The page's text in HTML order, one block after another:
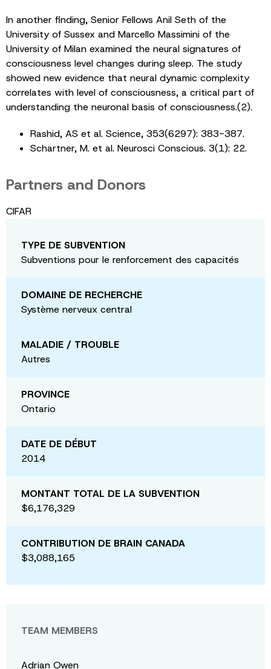
In another finding, Senior Fellows Anil Seth of the
University of Sussex and Marcello Massimini of the
University of Milan examined the neural signatures of
consciousness level changes during sleep. The study
showed new evidence that neural dynamic complexity
correlates with level of consciousness, a critical part of
understanding the neuronal basis of consciousness.(2).
Rashid, AS et al. Science, 353(6297): 383-387.
Schartner, M. et al. Neurosci Conscious. 3(1): 22.
Partners and Donors
CIFAR
TYPE DE SUBVENTION
Subventions pour le renforcement des capacités
DOMAINE DE RECHERCHE
Système nerveux central
MALADIE / TROUBLE
Autres
PROVINCE
Ontario
DATE DE DÉBUT
2014
MONTANT TOTAL DE LA SUBVENTION
$6,176,329
CONTRIBUTION DE BRAIN CANADA
$3,088,165
TEAM MEMBERS
Adrian Owen